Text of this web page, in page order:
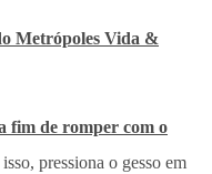
Metrópoles Vida &
fim de romper com o
isso, pressiona o gesso em